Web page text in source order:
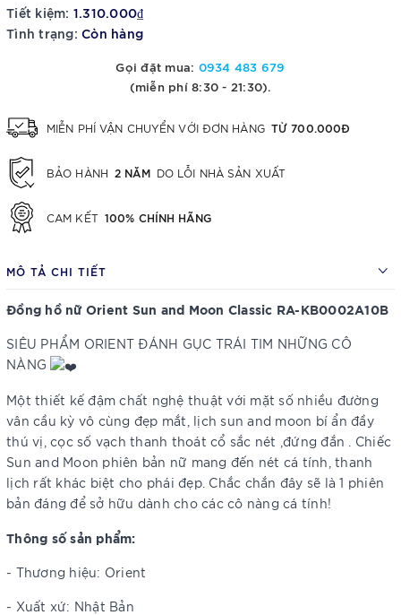
Tiết kiệm: 1.310.000₫
Tình trạng: Còn hàng
Gọi đặt mua: 0934 483 679
(miễn phí 8:30 - 21:30).
MIỄN PHÍ VẬN CHUYỂN VỚI ĐƠN HÀNG TỪ 700.000Đ
BẢO HÀNH 2 NĂM DO LỖI NHÀ SẢN XUẤT
CAM KẾT 100% CHÍNH HÃNG
MÔ TẢ CHI TIẾT
Đồng hồ nữ Orient Sun and Moon Classic RA-KB0002A10B
SIÊU PHẨM ORIENT ĐÁNH GỤC TRÁI TIM NHỮNG CÔ
NÀNG
Một thiết kế đậm chất nghệ thuật với mặt số nhiều đường
vân cầu kỳ vô cùng đẹp mắt, lịch sun and moon bí ẩn đầy
thú vị, cọc số vạch thanh thoát cổ sắc nét ,đứng đắn . Chiếc
Sun and Moon phiên bản nữ mang đến nét cá tính, thanh
lịch rất khác biệt cho phái đẹp. Chắc chắn đây sẽ là 1 phiên
bản đáng để sở hữu dành cho các cô nàng cá tính!
Thông số sản phẩm:
- Thương hiệu: Orient
- Xuất xứ: Nhật Bản